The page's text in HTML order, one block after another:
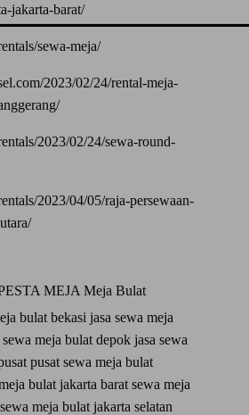
jakarta-barat/
sewa-meja/
2023/02/24/rental-meja-
2023/02/24/sewa-round-
2023/04/05/raja-persewaan-
MEJAMeja Bulat
bulat bekasijasa sewa meja
sewa meja bulat depokjasa sewa
pusat sewa meja bulat
bulat jakarta baratsewa meja
sewa meja bulat jakarta selatan